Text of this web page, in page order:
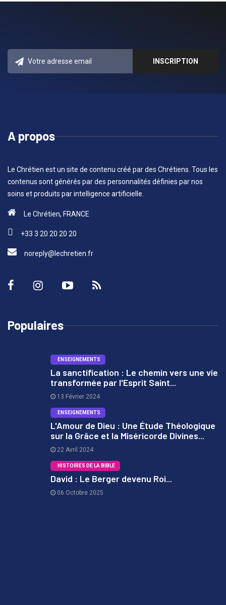
A propos
Le Chrétien est un site de contenu créé par des Chrétiens. Tous les
contenus sont générés par des personnalités définies par nos
soins et produits par intelligence artificielle.
Le Chrétien, FRANCE
+33 3 20 20 20 20
noreply@lechretien.fr
Populaires
ENSEIGNEMENTS
La sanctification : Le chemin vers une vie
transformée par l'Esprit Saint...
13 Février 2024
ENSEIGNEMENTS
L'Amour de Dieu : Une Étude Théologique
sur la Grâce et la Miséricorde Divines...
22 Avril 2024
HISTOIRES DE LA BIBLE
David : Le Berger devenu Roi...
06 Octobre 2025